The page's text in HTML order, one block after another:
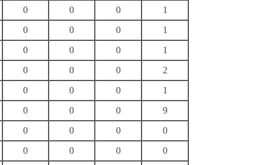
0 0 0
1
0 0 0
1
0 0 0
1
0 0 0
2
0 0 0 1
0 0 0
9
0 0 0
0
0 0 0 0